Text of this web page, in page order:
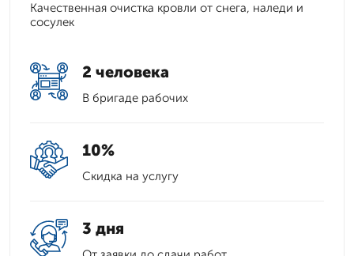
Качественная очистка кровли от снега, наледи и
сосулек
2 человека
В бригаде рабочих
10%
Скидка на услугу
3 дня